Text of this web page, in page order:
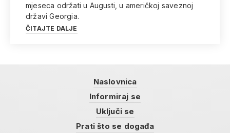
mjeseca održati u Augusti, u američkoj saveznoj
državi Georgia.
ČITAJTE DALJE
Naslovnica
Informiraj se
Uključi se
Prati što se događa